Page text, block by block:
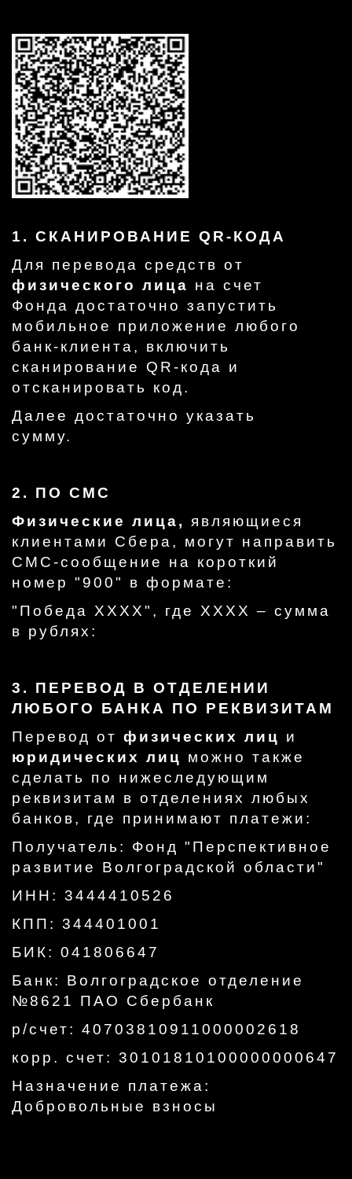
1. СКАНИРОВАНИЕ QR-КОДА
Для перевода средств от
физического лица на счет
Фонда достаточно запустить
мобильное приложение любого
банк-клиента, включить
сканирование QR-кода и
отсканировать код.
Далее достаточно указать
сумму.
2. ПО СМС
Физические лица, являющиеся
клиентами Сбера, могут направить
СМС-сообщение на короткий
номер "900" в формате:
"Победа ХХХХ", где ХХХХ – сумма
в рублях:
3. ПЕРЕВОД В ОТДЕЛЕНИИ
ЛЮБОГО БАНКА ПО РЕКВИЗИТАМ
Перевод от физических лиц и
юридических лиц можно также
сделать по нижеследующим
реквизитам в отделениях любых
банков, где принимают платежи:
Получатель: Фонд "Перспективное
развитие Волгоградской области"
ИНН: 3444410526
КПП: 344401001
БИК: 041806647
Банк: Волгоградское отделение
№8621 ПАО Сбербанк
р/счет: 40703810911000002618
корр. счет: 30101810100000000647
Назначение платежа:
Добровольные взносы